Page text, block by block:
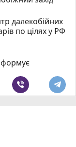
далекобійних
по цілях у РФ